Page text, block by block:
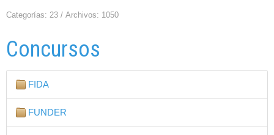
Categorías: 23 / Archivos: 1050
Concursos
FIDA
FUNDER